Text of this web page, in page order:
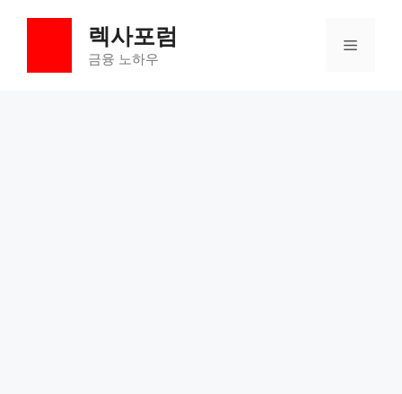
렉사포럼
금융 노하우
메